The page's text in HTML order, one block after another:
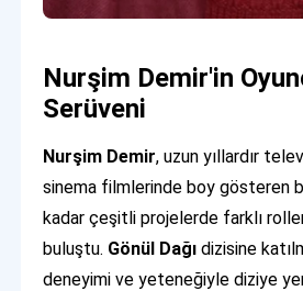
Nurşim Demir'in
Serüveni
Nurşim Demir, uzun yıllardır
sinema filmlerinde boy gösteren
kadar çeşitli projelerde farklı
buluştu. Gönül Dağı dizisine
deneyimi ve yeteneğiyle diziye